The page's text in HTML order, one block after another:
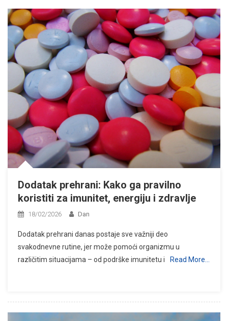
Dodatak prehrani: Kako ga pravilno
koristiti za imunitet, energiju i zdravlje
18/02/2026 Dan
Dodatak prehrani danas postaje sve važniji deo
svakodnevne rutine, jer može pomoći organizmu u
različitim situacijama – od podrške imunitetu i
Read More…